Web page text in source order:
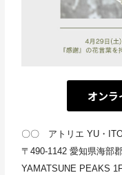
オンラ
〇〇 アトリエ YU・
〒490-1142 愛知県海部
YAMATSUNE PEAKS